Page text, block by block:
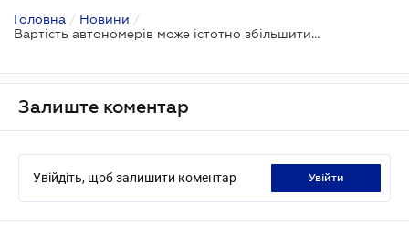
Головна / Новини /
Вартість автономерів може істотно збільшитися
Залиште коментар
Увійдіть, щоб залишити коментар увійти